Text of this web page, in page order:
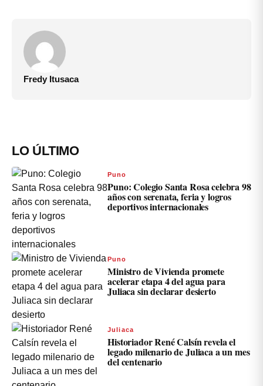
Fredy Itusaca
LO ÚLTIMO
Puno
Puno: Colegio Santa Rosa celebra 98
años con serenata, feria y logros
deportivos internacionales
Puno
Ministro de Vivienda promete
acelerar etapa 4 del agua para
Juliaca sin declarar desierto
Juliaca
Historiador René Calsín revela el
legado milenario de Juliaca a un mes
del centenario